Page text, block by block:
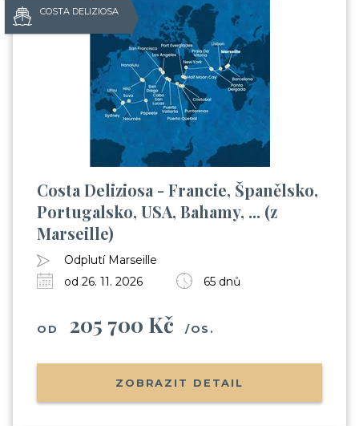
COSTA DELIZIOSA
Costa Deliziosa - Francie, Španělsko,
Portugalsko, USA, Bahamy, ... (z
Marseille)
Odplutí Marseille
od 26. 11. 2026
65 dnů
OD 205 700 Kč /OS.
ZOBRAZIT DETAIL